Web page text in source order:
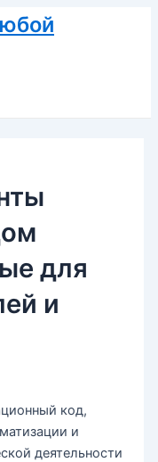
для
и
код,
и
деятельности